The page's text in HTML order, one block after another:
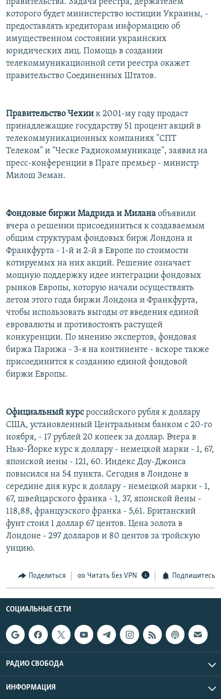
которого будет министерство юстиции Украины, -
предоставлять кредиторам информацию об
имущественном состоянии украинских
юридических лиц. Помощь в создании
телекоммуникационной сети реестра окажет
правительство Соединенных Штатов.
Правительство Чехии к 2001-му году продаст
принадлежащие государству 51 процент акций в
телекоммуникационных компаниях "СПТ
Телеком" и "Ческе Радиокоммуникаце", заявил на
пресс-конференции в Праге премьер - министр
Милош Земан.
Фондовые биржи Мадрида и Милана объявили
вчера о решении присоединиться к создаваемым
общим структурам фондовых бирж Лондона и
Франкфурта - 1-й и 2-й в Европе по стоимости
котируемых на них акций. Решение означает
мощную поддержку идее интеграции фондовых
рынков Европы, которую начали осуществлять
летом этого года биржи Лондона и Франкфурта,
чтобы использовать выгоды от введения единой
евровалюты и противостоять растущей
конкуренции. По мнению экспертов, фондовая
биржа Парижа - 3-я на континенте - вскоре также
присоединится к созданию единой фондовой
биржи Европы.
Официальный курсроссийского рубля к доллару
США, установленный Центральным банком с 20-го
ноября, - 17 рублей 20 копеек за доллар. Вчера в
Нью-Йорке курс к доллару - немецкой марки - 1, 67,
японской иены - 121, 60. Индекс Доу-Джонса
повысился на 54 пункта. Сегодня в Лондоне в
середине дня курс к доллару - немецкой марки - 1,
67, швейцарского франка - 1, 37, японской йены -
118,88, французского франка - 5,61. Британский
фунт стоил 1 доллар 67 центов. Цена золота в
Лондоне - 297 долларов и 80 центов за тройскую
унцию.
Поделиться Читать без VPN Подпишитесь
СОЦИАЛЬНЫЕ СЕТИ
РАДИО СВОБОДА
ИНФОРМАЦИЯ